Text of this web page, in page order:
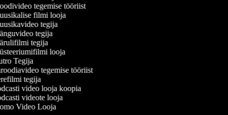
tegemise tööriist
filmi looja
tegija
tegija
tegija
looja
Tegija
tegemise tööriist
tegija
video looja koopia
videote looja
Video Looja